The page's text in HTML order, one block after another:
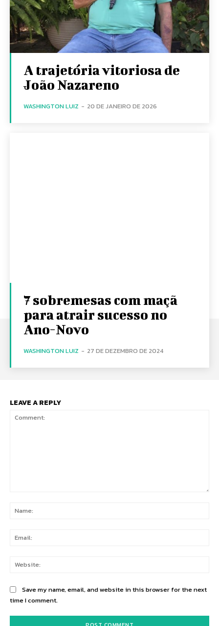
A trajetória vitoriosa de
João Nazareno
WASHINGTON LUIZ - 20 DE JANEIRO DE 2026
7 sobremesas com maçã
para atrair sucesso no
Ano-Novo
WASHINGTON LUIZ - 27 DE DEZEMBRO DE 2024
LEAVE A REPLY
Save my name, email, and website in this browser for the next
time I comment.